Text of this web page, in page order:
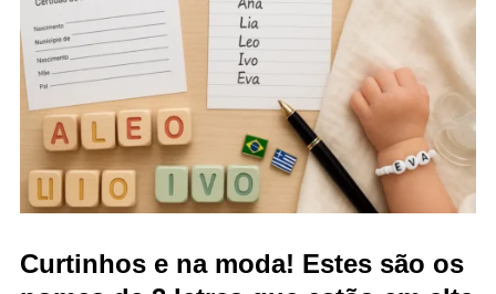
Curtinhos e na moda! Estes são os